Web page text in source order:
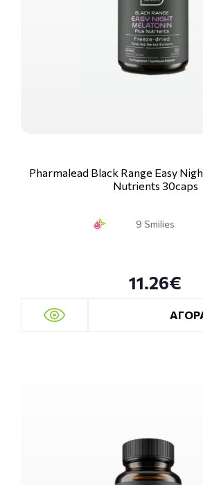
Pharmalead Black Range Easy
Nutrients 30caps
9 Smilies
11.26€